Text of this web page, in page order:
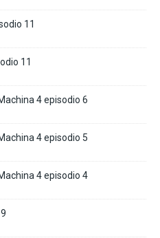
11
11
4 episodio 6
4 episodio 5
4 episodio 4